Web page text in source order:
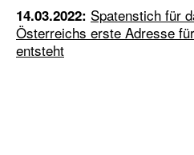
14.03.2022: Spatenstich für
Österreichs erste Adresse
entsteht